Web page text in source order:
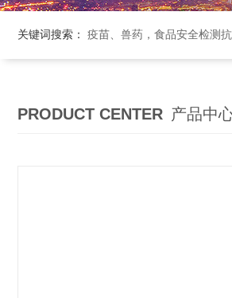
关键词搜索： 疫苗、兽药，食品安全检测
PRODUCT CENTER 产品中